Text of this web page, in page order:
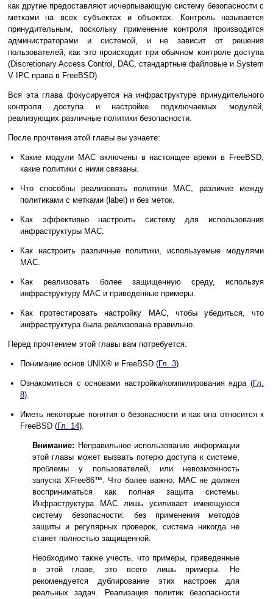
как другие предоставляют исчерпывающую систему безопасности с
метками на всех субъектах и объектах. Контроль называется
принудительным, поскольку применение контроля производится
администраторами и системой, и не зависит от решения
пользователей, как это происходит при обычном контроле доступа
(Discretionary Access Control, DAC, стандартные файловые и System
V IPC права в FreeBSD).
Вся эта глава фокусируется на инфраструктуре принудительного
контроля доступа и настройке подключаемых модулей,
реализующих различные политики безопасности.
После прочтения этой главы вы узнаете:
Какие модули MACвключены в настоящее время в FreeBSD,
какие политики с ними связаны.
Что способны реализовать политики MAC, различие между
политиками с метками (label) и без меток.
Как эффективно настроить систему для использования
инфраструктуры MAC.
Как настроить различные политики, используемые модулями
MAC.
Как реализовать более защищенную среду, используя
инфраструктуру MAC и приведенные примеры.
Как протестировать настройку MAC, чтобы убедиться, что
инфраструктура была реализована правильно.
Перед прочтением этой главы вам потребуется:
Понимание основ UNIX® и FreeBSD (Гл. 3).
Ознакомиться с основами настройки/компилирования ядра (Гл.
8).
Иметь некоторые понятия о безопасности и как она относится к
FreeBSD (Гл. 14).
Внимание: Неправильное использование информации
этой главы может вызвать потерю доступа к системе,
проблемы у пользователей, или невозможность
запуска XFree86™. Что более важно, MACне должен
восприниматься как полная защита системы.
Инфраструктура
MAC лишь усиливает имеющуюся
систему безопасности: без применения методов
защиты и регулярных проверок, система никогда не
станет полностью защищенной.
Необходимо также учесть, что примеры, приведенные
в этой главе, это всего лишь примеры. Не
рекомендуется дублирование этих настроек для
реальных задач. Реализация политик безопасности